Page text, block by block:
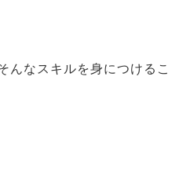
んなスキルを身につけるこ